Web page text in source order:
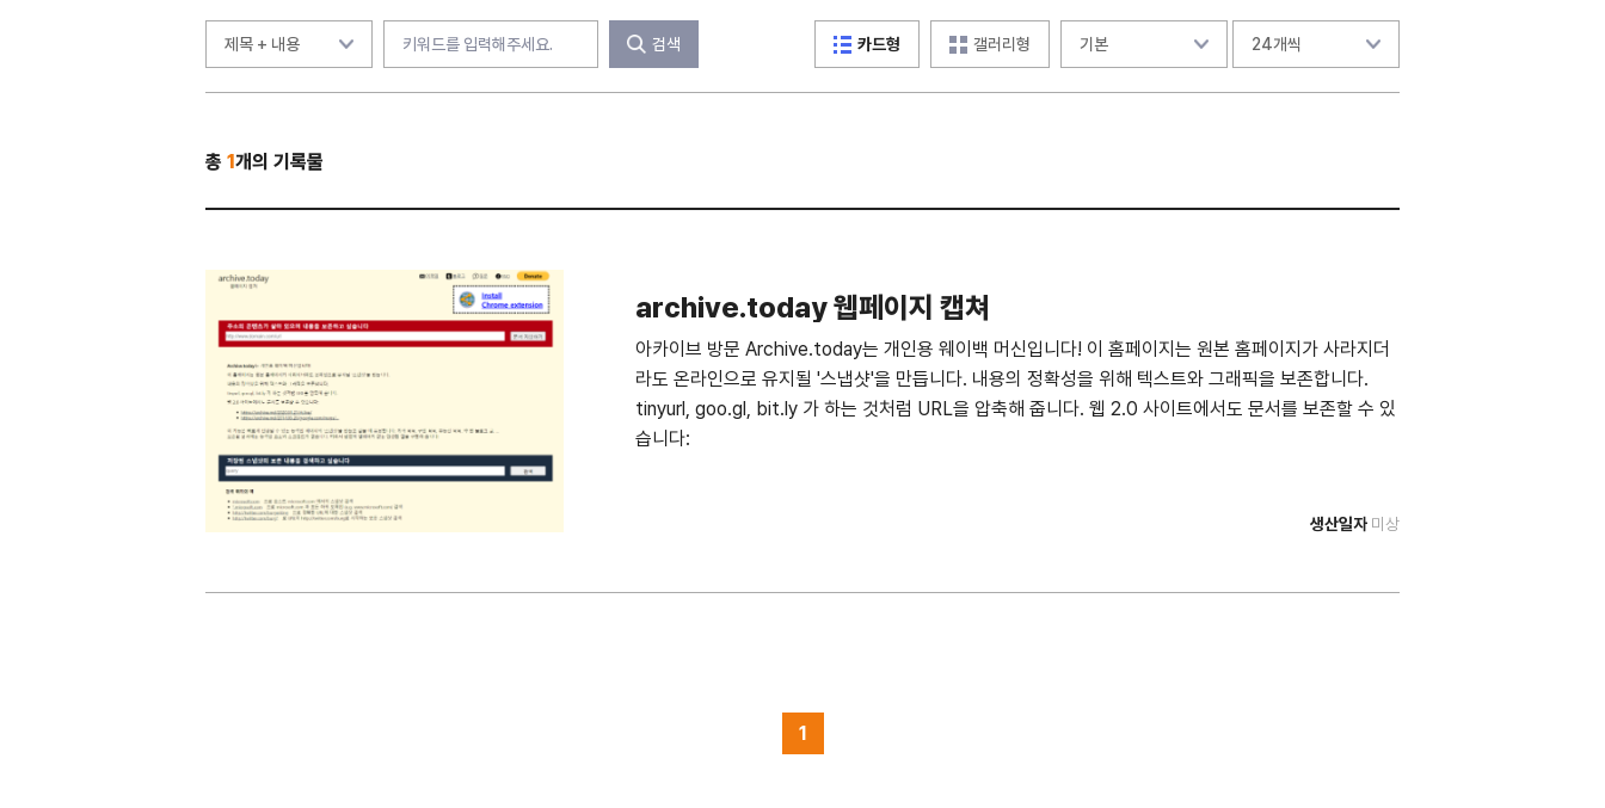
학술
역사
과학
미분류
검색 카드형 갤러리형
총 1개의 기록물
archive.today 웹페이지 캡쳐
아카이브 방문 Archive.today는 개인용 웨이백 머신입니다! 이 홈페이지는 원본 홈페이지가 사라지더
라도 온라인으로 유지될 '스냅샷'을 만듭니다. 내용의 정확성을 위해 텍스트와 그래픽을 보존합니다.
tinyurl, goo.gl, bit.ly 가 하는 것처럼 URL을 압축해 줍니다. 웹 2.0 사이트에서도 문서를 보존할 수 있
습니다:
생산일자 미상
1